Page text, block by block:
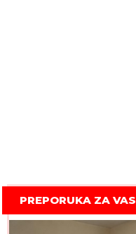
PREPORUKA ZA VAS